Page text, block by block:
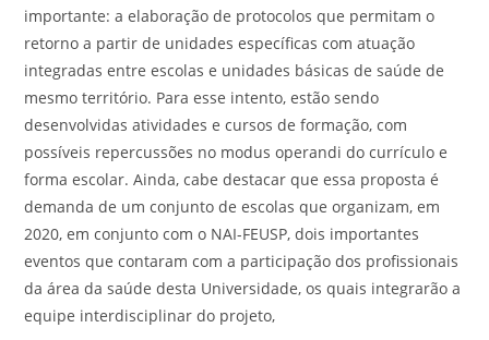
importante: a elaboração de protocolos que permitam o
retorno a partir de unidades específicas com atuação
integradas entre escolas e unidades básicas de saúde de
mesmo território. Para esse intento, estão sendo
desenvolvidas atividades e cursos de formação, com
possíveis repercussões no modus operandi do currículo e
forma escolar. Ainda, cabe destacar que essa proposta é
demanda de um conjunto de escolas que organizam, em
2020, em conjunto com o NAI-FEUSP, dois importantes
eventos que contaram com a participação dos profissionais
da área da saúde desta Universidade, os quais integrarão a
equipe interdisciplinar do projeto,